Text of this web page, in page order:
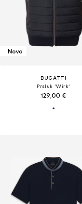
Novo
BUGATTI
Prsluk 'Wirk'
129,00 €